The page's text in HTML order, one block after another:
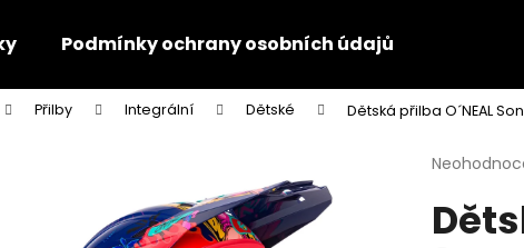
Podmínky ochrany osobních údajů
Přilby Integrální Dětské Dětská přilba O´NEAL
Průměrné
produktu
je
Co potřebujete najít?
HLEDAT